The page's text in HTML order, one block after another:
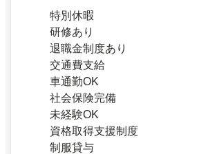
特別休暇
研修あり
退職金制度あり
交通費支給
車通勤OK
社会保険完備
未経験OK
資格取得支援制度
制服貸与